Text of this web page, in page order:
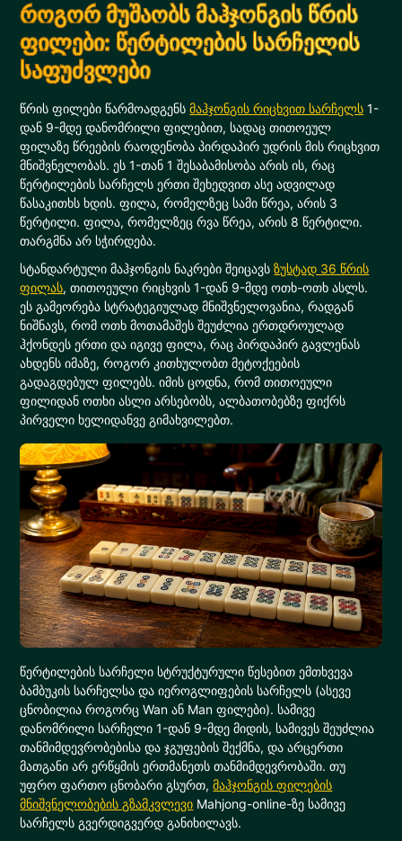
როგორ მუშაობს მაჰჯონგის წრის
ფილები: წერტილების სარჩელის
საფუძვლები
წრის ფილები წარმოადგენსმაჰჯონგის რიცხვით სარჩელს 1-
დან 9-მდე დანომრილი ფილებით, სადაც თითოეულ
ფილაზე წრეების რაოდენობა პირდაპირ უდრის მის რიცხვით
მნიშვნელობას. ეს 1-თან 1 შესაბამისობა არის ის, რაც
წერტილების სარჩელს ერთი შეხედვით ასე ადვილად
წასაკითხს ხდის. ფილა, რომელზეც სამი წრეა, არის 3
წერტილი. ფილა, რომელზეც რვა წრეა, არის 8 წერტილი.
თარგმნა არ სჭირდება.
სტანდარტული მაჰჯონგის ნაკრები შეიცავსზუსტად 36 წრის
ფილას, თითოეული რიცხვის 1-დან 9-მდე ოთხ-ოთხ ასლს.
ეს გამეორება სტრატეგიულად მნიშვნელოვანია, რადგან
ნიშნავს, რომ ოთხ მოთამაშეს შეუძლია ერთდროულად
ჰქონდეს ერთი და იგივე ფილა, რაც პირდაპირ გავლენას
ახდენს იმაზე, როგორ კითხულობთ მეტოქეების
გადაგდებულ ფილებს. იმის ცოდნა, რომ თითოეული
ფილიდან ოთხი ასლი არსებობს, ალბათობებზე ფიქრს
პირველი ხელიდანვე გიმახვილებთ.
წერტილების სარჩელი სტრუქტურული წესებით ემთხვევა
ბამბუკის სარჩელსა და იეროგლიფების სარჩელს (ასევე
ცნობილია როგორც Wan ან Man ფილები). სამივე
დანომრილი სარჩელი 1-დან 9-მდე მიდის, სამივეს შეუძლია
თანმიმდევრობებისა და ჯგუფების შექმნა, და არცერთი
მათგანი არ ერწყმის ერთმანეთს თანმიმდევრობაში. თუ
უფრო ფართო ცნობარი გსურთ,მაჰჯონგის ფილების
მნიშვნელობების გზამკვლევი Mahjong-online-ზე სამივე
სარჩელს გვერდიგვერდ განიხილავს.